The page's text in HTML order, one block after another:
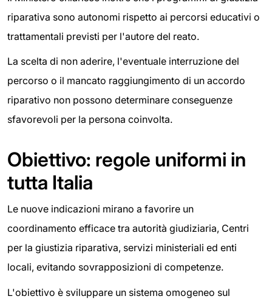
riparativa sono autonomi rispetto ai percorsi educativi o
trattamentali previsti per l'autore del reato.
La scelta di non aderire, l'eventuale interruzione del
percorso o il mancato raggiungimento di un accordo
riparativo non possono determinare conseguenze
sfavorevoli per la persona coinvolta.
Obiettivo: regole uniformi in
tutta Italia
Le nuove indicazioni mirano a favorire un
coordinamento efficace tra autorità giudiziaria, Centri
per la giustizia riparativa, servizi ministeriali ed enti
locali, evitando sovrapposizioni di competenze.
L'obiettivo è sviluppare un sistema omogeneo sul